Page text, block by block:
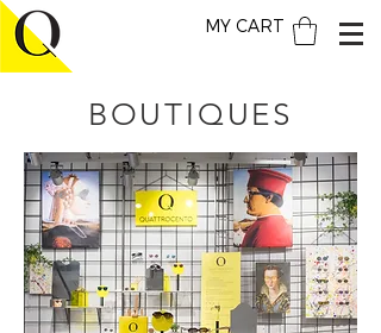
MY CART
BOUTIQUES